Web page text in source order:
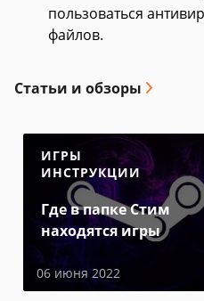
пользоваться
файлов.
Статьи и обзоры
ИГРЫ
ИНСТРУКЦИИ
Где в папке Стим
находятся игры
06 июня 2022